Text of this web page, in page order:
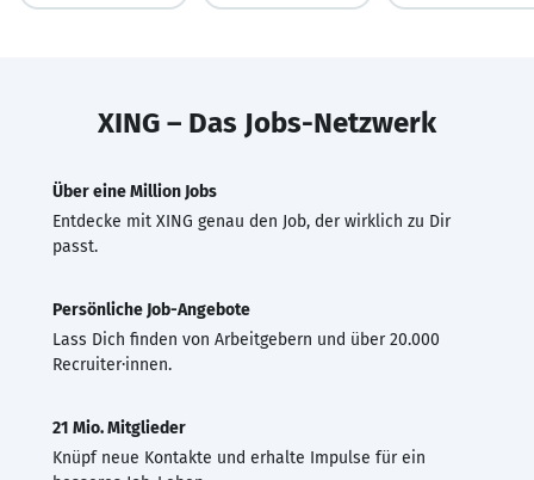
XING – Das Jobs-Netzwerk
Über eine Million Jobs
Entdecke mit XING genau den Job, der wirklich zu Dir
passt.
Persönliche Job-Angebote
Lass Dich finden von Arbeitgebern und über 20.000
Recruiter·innen.
21 Mio. Mitglieder
Knüpf neue Kontakte und erhalte Impulse für ein